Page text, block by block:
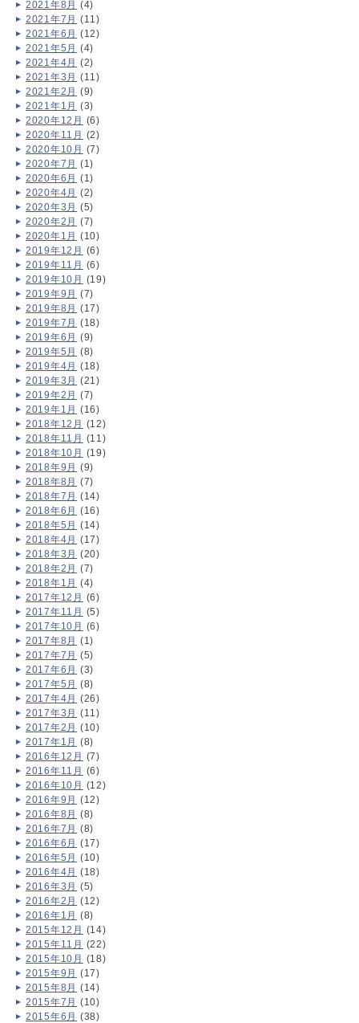
2021年8月 (4)
2021年7月 (11)
2021年6月 (12)
2021年5月 (4)
2021年4月 (2)
2021年3月 (11)
2021年2月 (9)
2021年1月 (3)
2020年12月 (6)
2020年11月 (2)
2020年10月 (7)
2020年7月 (1)
2020年6月 (1)
2020年4月 (2)
2020年3月 (5)
2020年2月 (7)
2020年1月 (10)
2019年12月 (6)
2019年11月 (6)
2019年10月 (19)
2019年9月 (7)
2019年8月 (17)
2019年7月 (18)
2019年6月 (9)
2019年5月 (8)
2019年4月 (18)
2019年3月 (21)
2019年2月 (7)
2019年1月 (16)
2018年12月 (12)
2018年11月 (11)
2018年10月 (19)
2018年9月 (9)
2018年8月 (7)
2018年7月 (14)
2018年6月 (16)
2018年5月 (14)
2018年4月 (17)
2018年3月 (20)
2018年2月 (7)
2018年1月 (4)
2017年12月 (6)
2017年11月 (5)
2017年10月 (6)
2017年8月 (1)
2017年7月 (5)
2017年6月 (3)
2017年5月 (8)
2017年4月 (26)
2017年3月 (11)
2017年2月 (10)
2017年1月 (8)
2016年12月 (7)
2016年11月 (6)
2016年10月 (12)
2016年9月 (12)
2016年8月 (8)
2016年7月 (8)
2016年6月 (17)
2016年5月 (10)
2016年4月 (18)
2016年3月 (5)
2016年2月 (12)
2016年1月 (8)
2015年12月 (14)
2015年11月 (22)
2015年10月 (18)
2015年9月 (17)
2015年8月 (14)
2015年7月 (10)
2015年6月 (38)